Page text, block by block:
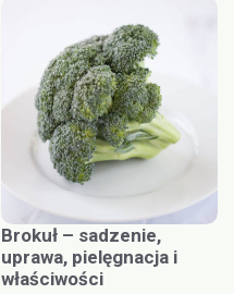
Brokuł – sadzenie,
uprawa, pielęgnacja i
właściwości